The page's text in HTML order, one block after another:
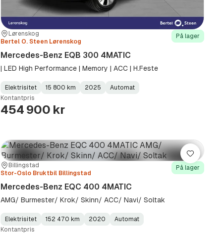
Sted:
Lørenskog
Forhandler:
Bertel O. Steen Lørenskog
På lager
Mercedes-Benz EQB 300 4MATIC
| LED High Performance | Memory | ACC | H.Feste
Fuel
Type:
Elektrisitet
Kilometerstand:
15 800 km
Model
Year:
2025
Gearbox
Type:
Automat
Kontantpris
454 900 kr
Sted:
Billingstad
Forhandler:
Stor-Oslo Bruktbil Billingstad
På lager
Mercedes-Benz EQC 400 4MATIC
AMG/ Burmester/ Krok/ Skinn/ ACC/ Navi/ Soltak
Fuel
Type:
Elektrisitet
Kilometerstand :
152 470 km
Model
Year:
2020
Gearbox
Type:
Automat
Kontantpris
Lagre